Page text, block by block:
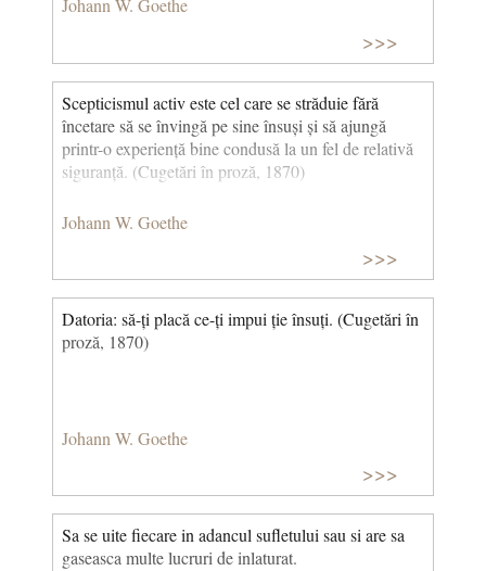
Johann W. Goethe
>>>
Scepticismul activ este cel care se străduie fără
încetare să se învingă pe sine însuși și să ajungă
printr-o experiență bine condusă la un fel de relativă
siguranță. (Cugetări în proză, 1870)
Johann W. Goethe
>>>
Datoria: să-ți placă ce-ți impui ție însuți. (Cugetări în
proză, 1870)
Johann W. Goethe
>>>
Sa se uite fiecare in adancul sufletului sau si are sa
gaseasca multe lucruri de inlaturat.